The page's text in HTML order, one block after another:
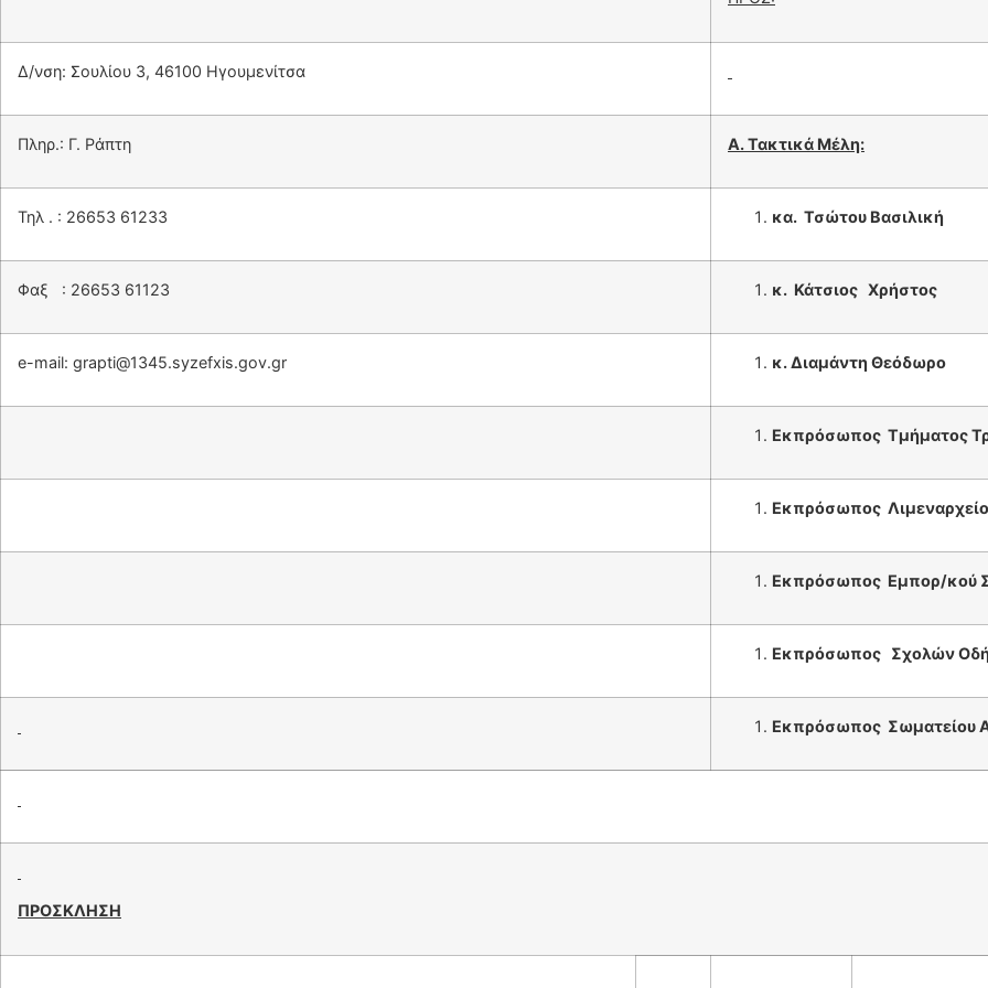
Δ/νση: Σουλίου 3, 46100 Ηγουμενίτσα
Πληρ.: Γ. Ράπτη Α. Τακτικά Μέλη:
Τηλ . : 26653 61233 κα. Τσώτου Βασιλική
Φαξ : 26653 61123 κ. Κάτσιος Χρήστος
e-mail: grapti@1345.syzefxis.gov.gr κ. Διαμάντη Θεόδωρο
Εκπρόσωπος Τμήματος
Εκπρόσωπος
Εκπρόσωπος Εμπορ/κού
Εκπρόσωπος Σχολών
Εκπρόσωπος Σωματείου
ΠΡΟΣΚΛΗΣΗ